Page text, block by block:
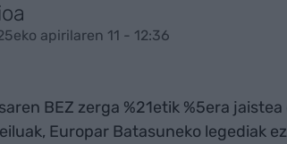
apirilaren 11 - 12:36
BEZ zerga %21etik %5era
Europar Batasuneko legediak